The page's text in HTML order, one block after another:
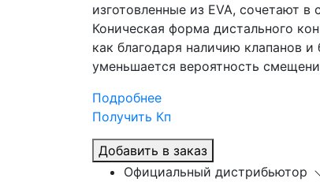
изготовленные из EVA, сочетают
Коническая форма дистального
как благодаря наличию клапанов
уменьшается вероятность
Подробнее
Получить Кп
Добавить в заказ
Официальный дистрибьютор